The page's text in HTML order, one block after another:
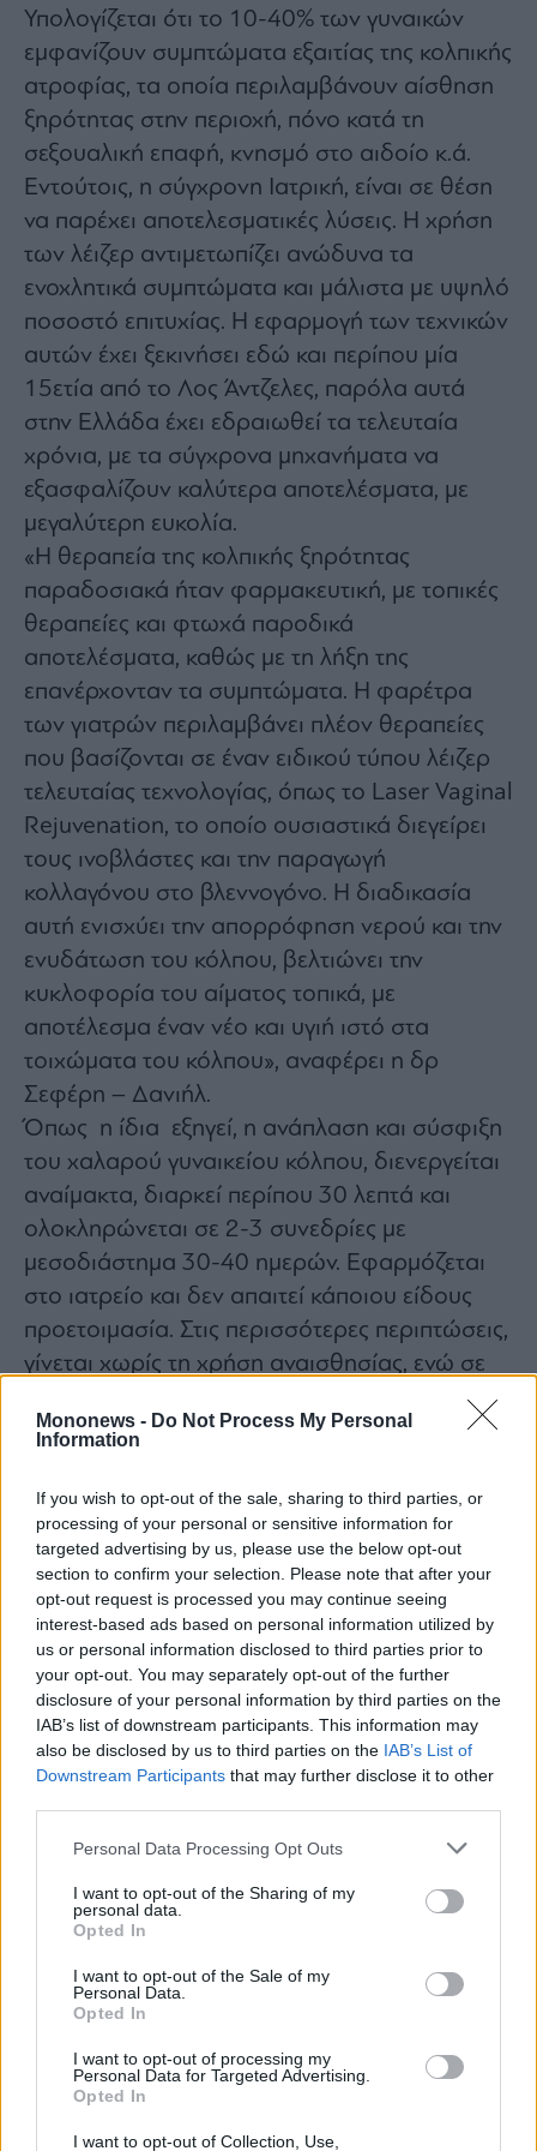
Mononews - Do Not Process My Personal
Information
If you wish to opt-out of the sale, sharing to third parties, or
processing of your personal or sensitive information for
targeted advertising by us, please use the below opt-out
section to confirm your selection. Please note that after your
opt-out request is processed you may continue seeing
interest-based ads based on personal information utilized by
us or personal information disclosed to third parties prior to
your opt-out. You may separately opt-out of the further
disclosure of your personal information by third parties on the
IAB’s list of downstream participants. This information may
also be disclosed by us to third parties on the IAB’s List of
Downstream Participants that may further disclose it to other
Personal Data Processing Opt Outs
I want to opt-out of the Sharing of my
personal data.
Opted In
I want to opt-out of the Sale of my
Personal Data.
Opted In
I want to opt-out of processing my
Personal Data for Targeted Advertising.
Opted In
I want to opt-out of Collection, Use,
agree
to
Terms
and
Privacy
Notice.
You
can
opt
out
any
This
site
protected
reCAPTCHA
the
Google
Privacy
Policy
Terms
Service
apply.
Υπολογίζεται ότι το 10-40% των γυναικών
εμφανίζουν συμπτώματα εξαιτίας της κολπικής
ατροφίας, τα οποία περιλαμβάνουν αίσθηση
ξηρότητας στην περιοχή, πόνο κατά τη
σεξουαλική επαφή, κνησμό στο αιδοίο κ.ά.
Εντούτοις, η σύγχρονη Ιατρική, είναι σε θέση
να παρέχει αποτελεσματικές λύσεις. Η χρήση
των λέιζερ αντιμετωπίζει ανώδυνα τα
ενοχλητικά συμπτώματα και μάλιστα με υψηλό
ποσοστό επιτυχίας. Η εφαρμογή των τεχνικών
αυτών έχει ξεκινήσει εδώ και περίπου μία
15ετία από το Λος Άντζελες, παρόλα αυτά
στην Ελλάδα έχει εδραιωθεί τα τελευταία
χρόνια, με τα σύγχρονα μηχανήματα να
εξασφαλίζουν καλύτερα αποτελέσματα, με
μεγαλύτερη ευκολία.
«Η θεραπεία της κολπικής ξηρότητας
παραδοσιακά ήταν φαρμακευτική, με τοπικές
θεραπείες και φτωχά παροδικά
αποτελέσματα, καθώς με τη λήξη της
επανέρχονταν τα συμπτώματα. Η φαρέτρα
των γιατρών περιλαμβάνει πλέον θεραπείες
που βασίζονται σε έναν ειδικού τύπου λέιζερ
τελευταίας τεχνολογίας, όπως το Laser Vaginal
Rejuvenation, το οποίο ουσιαστικά διεγείρει
τους ινοβλάστες και την παραγωγή
κολλαγόνου στο βλεννογόνο. Η διαδικασία
αυτή ενισχύει την απορρόφηση νερού και την
ενυδάτωση του κόλπου, βελτιώνει την
κυκλοφορία του αίματος τοπικά, με
αποτέλεσμα έναν νέο και υγιή ιστό στα
τοιχώματα του κόλπου», αναφέρει η δρ
Σεφέρη – Δανιήλ.
Όπως η ίδια εξηγεί, η ανάπλαση και σύσφιξη
του χαλαρού γυναικείου κόλπου, διενεργείται
αναίμακτα, διαρκεί περίπου 30 λεπτά και
ολοκληρώνεται σε 2-3 συνεδρίες με
μεσοδιάστημα 30-40 ημερών. Εφαρμόζεται
στο ιατρείο και δεν απαιτεί κάποιου είδους
προετοιμασία. Στις περισσότερες περιπτώσεις,
γίνεται χωρίς τη χρήση αναισθησίας, ενώ σε
ορισμένες γυναίκες μπορεί να χρησιμοποιηθεί
τοπικά αναισθητικό σπρέι. Μετά τη θεραπεία
δραστηριότητες. Σε γυναίκες μεγάλης ηλικίας
που παρουσιάζουν σοβαρή αφυδάτωση, η
θεραπεία ενδέχεται να χρειάζεται επανάληψη
κάθε 12-15 μήνες.
Σε ορισμένες περιπτώσεις, η επέμβαση μπορεί
να αντικαταστήσει και τη χρήση ορμονικών
σκευασμάτων που χορηγούνται για την
ατροφία του κόλπου.
Αιδιοπλαστική
υγιεινή στην περιοχή και οδηγώντας συχνά σε
τοπικές φλεγμονές, ξηρότητα, δερματοπάθειες
ή δυσφορία καθώς και σε προβλήματα στη
σεξουαλική ζωή.
υπάρχει εκ γενετής, εντούτοις, μπορεί να
παρουσιαστεί και αργότερα, λόγω ορμονικών
μεταβολών (συνήθως μετά την εμμηνόπαυση)